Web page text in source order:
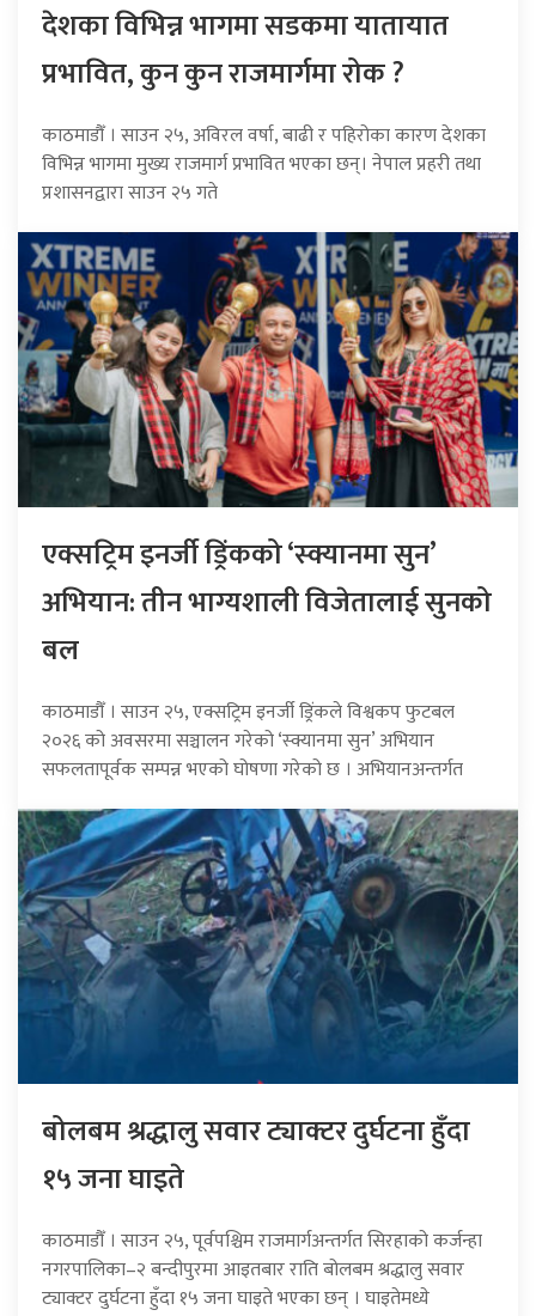
देशका विभिन्न भागमा सडकमा यातायात
प्रभावित, कुन कुन राजमार्गमा रोक ?
काठमाडौँ । साउन २५, अविरल वर्षा, बाढी र पहिरोका कारण देशका
विभिन्न भागमा मुख्य राजमार्ग प्रभावित भएका छन्। नेपाल प्रहरी तथा
प्रशासनद्वारा साउन २५ गते
एक्सट्रिम इनर्जी ड्रिंकको ‘स्क्यानमा सुन’
अभियान: तीन भाग्यशाली विजेतालाई सुनको
बल
काठमाडौँ । साउन २५, एक्सट्रिम इनर्जी ड्रिंकले विश्वकप फुटबल
२०२६ को अवसरमा सञ्चालन गरेको ‘स्क्यानमा सुन’ अभियान
सफलतापूर्वक सम्पन्न भएको घोषणा गरेको छ । अभियानअन्तर्गत
बोलबम श्रद्धालु सवार ट्याक्टर दुर्घटना हुँदा
१५ जना घाइते
काठमाडौँ । साउन २५, पूर्वपश्चिम राजमार्गअन्तर्गत सिरहाको कर्जन्हा
नगरपालिका–२ बन्दीपुरमा आइतबार राति बोलबम श्रद्धालु सवार
ट्याक्टर दुर्घटना हुँदा १५ जना घाइते भएका छन् । घाइतेमध्ये